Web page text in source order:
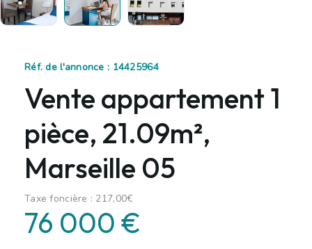
Réf. de l'annonce : 14425964
Vente appartement 1
pièce, 21.09m²,
Marseille 05
Taxe foncière : 217,00€
76 000 €